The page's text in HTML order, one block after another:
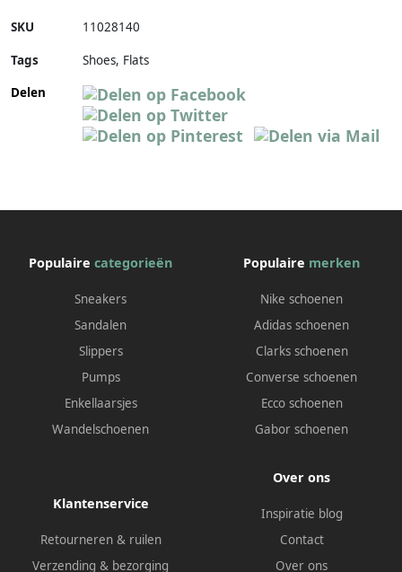
SKU 11028140
Tags
Shoes, Flats
Delen
Populaire categorieën
Sneakers
Sandalen
Slippers
Pumps
Enkellaarsjes
Wandelschoenen
Populaire merken
Nike schoenen
Adidas schoenen
Clarks schoenen
Converse schoenen
Ecco schoenen
Gabor schoenen
Klantenservice
Retourneren & ruilen
Verzending & bezorging
Over ons
Inspiratie blog
Contact
Over ons